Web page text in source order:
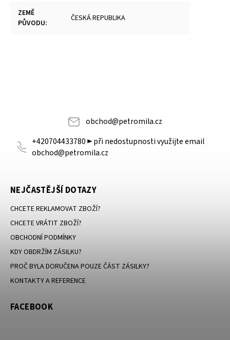
ZEMĚ
PŮVODU: ČESKÁ REPUBLIKA
obchod@petromila.cz
+420704433780 ► při nedostupnosti využijte email
obchod@petromila.cz
NEJČASTĚJŠÍ DOTAZY
CHCETE REKLAMOVAT ZBOŽÍ?
CHCETE VRÁTIT ZBOŽÍ?
OBCHODNÍ PODMÍNKY
KDY OBDRŽÍM ZÁSILKU?
PROČ BYLA DORUČENA POUZE ČÁST ZÁSILKY?
KONTAKTY A REFERENCE
FACEBOOK